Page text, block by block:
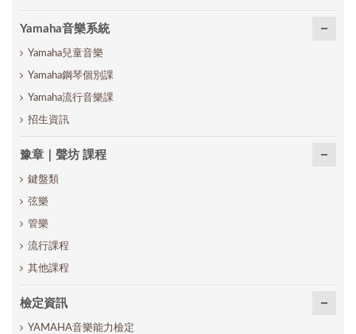
Yamaha音樂系統
Yamaha兒童音樂
Yamaha鋼琴個別課
Yamaha流行音樂課
招生資訊
豫章｜聲坊 課程
鍵盤類
弦樂
管樂
流行課程
其他課程
檢定資訊
YAMAHA音樂能力檢定